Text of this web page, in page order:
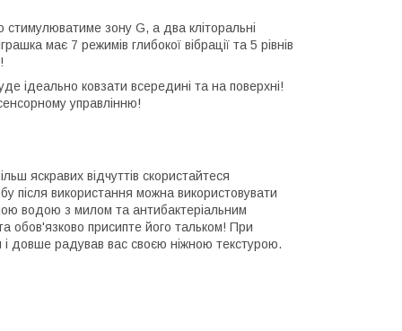
стимулюватиме зону G, а два кліторальні
має 7 режимів глибокої вібрації та 5 рівнів
ідеально ковзати всередині та на поверхні!
управлінню!
яскравих відчуттів скористайтеся
після використання можна використовувати
водою з милом та антибактеріальним
обов'язково присипте його тальком! При
і довше радував вас своєю ніжною текстурою.